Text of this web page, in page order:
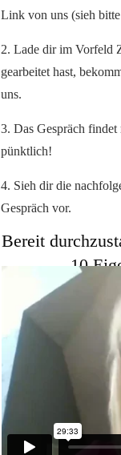
Link von uns (sieh
2. Lade dir im Vorfeld
gearbeitet hast,
uns.
3. Das Gespräch
pünktlich!
4. Sieh dir die
Gespräch vor.
Bereit
10